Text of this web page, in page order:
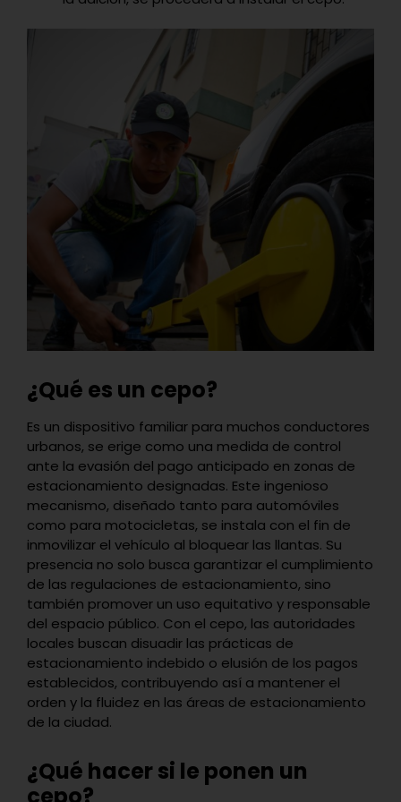
¿Qué es un cepo?
Es un dispositivo familiar para muchos conductores
urbanos, se erige como una medida de control
ante la evasión del pago anticipado en zonas de
estacionamiento designadas. Este ingenioso
mecanismo, diseñado tanto para automóviles
como para motocicletas, se instala con el fin de
inmovilizar el vehículo al bloquear las llantas. Su
presencia no solo busca garantizar el cumplimiento
de las regulaciones de estacionamiento, sino
también promover un uso equitativo y responsable
del espacio público. Con el cepo, las autoridades
locales buscan disuadir las prácticas de
estacionamiento indebido o elusión de los pagos
establecidos, contribuyendo así a mantener el
orden y la fluidez en las áreas de estacionamiento
de la ciudad.
¿Qué hacer si le ponen un